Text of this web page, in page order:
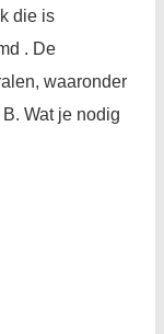
die is
. De
waaronder
Wat je nodig